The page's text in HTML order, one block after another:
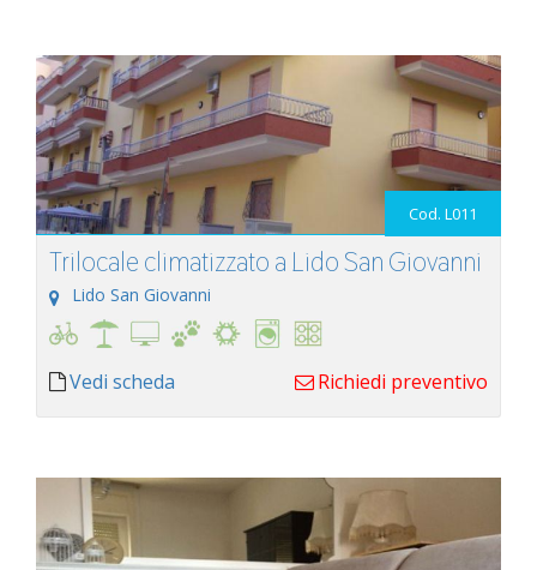
Cod. L011
Trilocale climatizzato a Lido San Giovanni
Lido San Giovanni
Vedi scheda Richiedi preventivo